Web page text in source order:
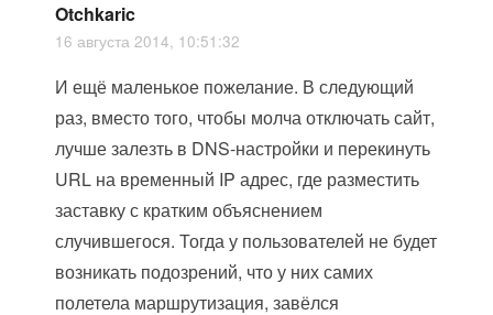
Otchkaric
16 августа 2014, 10:51:32
И ещё маленькое пожелание. В следующий
раз, вместо того, чтобы молча отключать сайт,
лучше залезть в DNS-настройки и перекинуть
URL на временный IP адрес, где разместить
заставку с кратким объяснением
случившегося. Тогда у пользователей не будет
возникать подозрений, что у них самих
полетела маршрутизация, завёлся